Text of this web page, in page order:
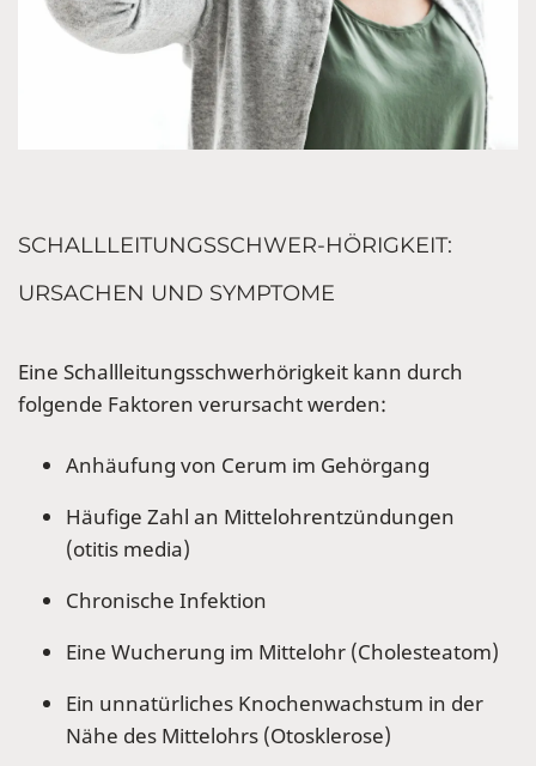
SCHALLLEITUNGSSCHWER-HÖRIGKEIT:
URSACHEN UND SYMPTOME
Eine Schallleitungsschwerhörigkeit kann durch
folgende Faktoren verursacht werden:
Anhäufung von Cerum im Gehörgang
Häufige Zahl an Mittelohrentzündungen
(otitis media)
Chronische Infektion
Eine Wucherung im Mittelohr (Cholesteatom)
Ein unnatürliches Knochenwachstum in der
Nähe des Mittelohrs (Otosklerose)